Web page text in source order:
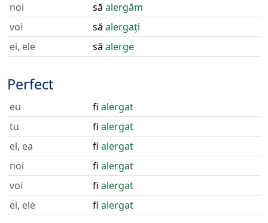
noi
să alergăm
voi
să alergați
ei, ele
să alerge
Perfect
eu fi alergat
tu
fi alergat
el, ea
fi alergat
noi
fi alergat
voi
fi alergat
ei, ele
fi alergat